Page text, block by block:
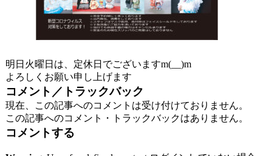
明日火曜日は、定休日でございますm(__)m
よろしくお願い申し上げます
コメント／トラックバック
現在、この記事へのコメントは受け付けておりません。
この記事へのコメント・トラックバックはありません。
コメントする